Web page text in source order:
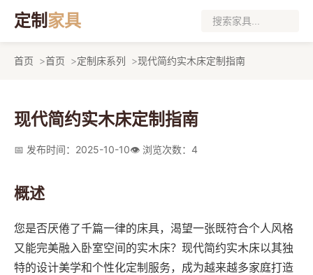
定制家具
首页 首页 定制床系列 现代简约实木床定制指南
现代简约实木床定制指南
📅 发布时间：2025-10-10👁️ 浏览次数：4
概述
您是否厌倦了千篇一律的床具，渴望一张既符合个人风格
又能完美融入卧室空间的实木床？现代简约实木床以其独
特的设计美学和个性化定制服务，成为越来越多家庭打造